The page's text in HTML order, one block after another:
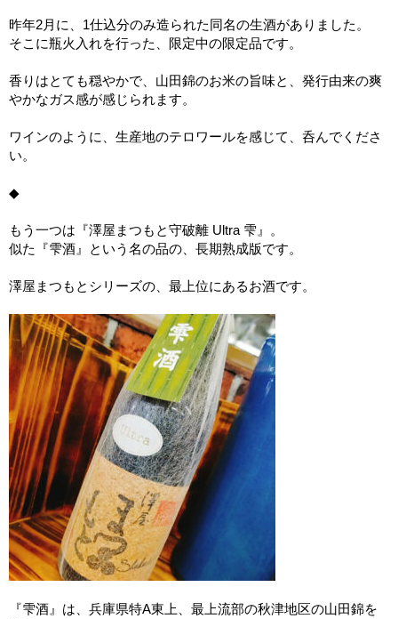
昨年2月に、1仕込分のみ造られた同名の生酒がありました。
そこに瓶火入れを行った、限定中の限定品です。
香りはとても穏やかで、山田錦のお米の旨味と、発行由来の爽
やかなガス感が感じられます。
ワインのように、生産地のテロワールを感じて、呑んでくださ
い。
◆
もう一つは『澤屋まつもと守破離 Ultra 雫』。
似た『雫酒』という名の品の、長期熟成版です。
澤屋まつもとシリーズの、最上位にあるお酒です。
『雫酒』は、兵庫県特A東上、最上流部の秋津地区の山田錦を